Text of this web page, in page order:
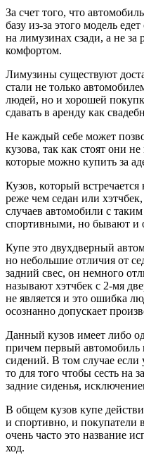
За счет того, что
базу из-за этого модель
на лимузинах сзади, а не за
комфортом.
Лимузины существуют
стали не только
людей, но и хорошей
сдавать в аренду как
Не каждый себе может
кузова, так как стоят они
которые можно купить за
Кузов, который
реже чем седан или
случаев автомобили с
спортивными, но бывают и
Купе это двухдверный
но небольшие отличия от
задний свес, он немного
называют хэтчбек с 2-мя
не является и это ошибка
осознанно допускает
Данный кузов имеет либо
причем первый автомобиль
сидений. В том случае если
то для того чтобы сесть на
задние сиденья,
В общем кузов купе
и спортивно, и покупатели
очень часто это название
ход.